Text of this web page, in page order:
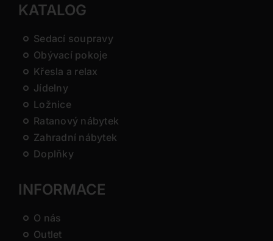
KATALOG
Sedací soupravy
Obývací pokoje
Křesla a relax
Jídelny
Ložnice
Ratanový nábytek
Zahradní nábytek
Doplňky
INFORMACE
O nás
Outlet